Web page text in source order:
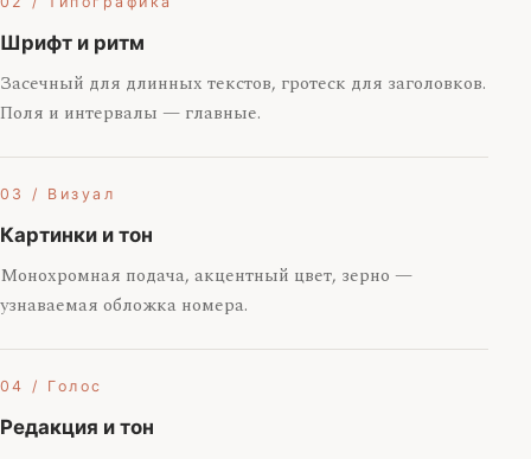
Шрифт и ритм
Засечный для длинных текстов, гротеск для заголовков.
Поля и интервалы — главные.
03 / Визуал
Картинки и тон
Монохромная подача, акцентный цвет, зерно —
узнаваемая обложка номера.
04 / Голос
Редакция и тон